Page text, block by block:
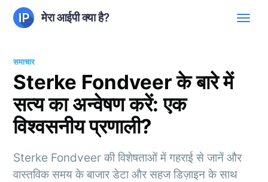
मेरा आईपी क्या है?
समाचार
Sterke Fondveer के बारे में
सत्य का अन्वेषण करें: एक
विश्वसनीय प्रणाली?
Sterke Fondveer की विशेषताओं में गहराई से जानें और
वास्तविक समय के बाजार डेटा और सहज डिज़ाइन के साथ